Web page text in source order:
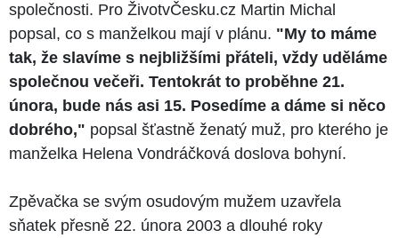
společnosti. Pro ŽivotvČesku.cz Martin Michal
popsal, co s manželkou mají v plánu. "My to máme
tak, že slavíme s nejbližšími přáteli, vždy uděláme
společnou večeři. Tentokrát to proběhne 21.
února, bude nás asi 15. Posedíme a dáme si něco
dobrého," popsal šťastně ženatý muž, pro kterého je
manželka Helena Vondráčková doslova bohyní.
Zpěvačka se svým osudovým mužem uzavřela
sňatek přesně 22. února 2003 a dlouhé roky